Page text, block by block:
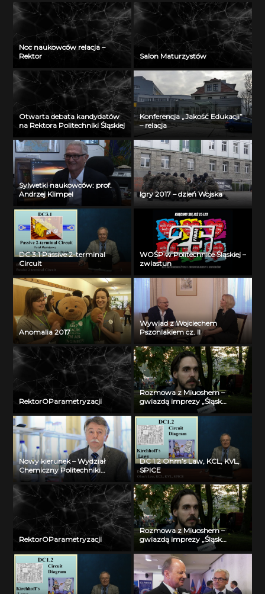
Noc naukowców relacja –
Rektor
Salon Maturzystów
Otwarta debata kandydatów
na Rektora Politechniki Śląskiej
Konferencja „Jakość Edukacji”
– relacja
Sylwetki naukowców: prof.
Andrzej Klimpel
Igry 2017 – dzień Wojska
DC 3.1 Passive 2-terminal
Circuit
WOŚP w Politechnice Śląskiej –
zwiastun
Anomalia 2017
Wywiad z Wojciechem
Pszoniakiem cz. II
RektorOParametryzacji
Rozmowa z Miuoshem –
gwiazdą imprezy „Śląsk
Nowy kierunek – Wydział
Chemiczny Politechniki
Śląskiej
DC 1.2 Ohm’s Law, KCL, KVL,
SPICE
RektorOParametryzacji
Rozmowa z Miuoshem –
gwiazdą imprezy „Śląsk